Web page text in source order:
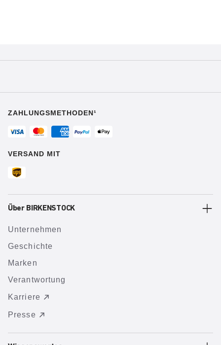
ZAHLUNGSMETHODEN¹
VERSAND MIT
Über BIRKENSTOCK
Unternehmen
Geschichte
Marken
Verantwortung
Karriere
Presse